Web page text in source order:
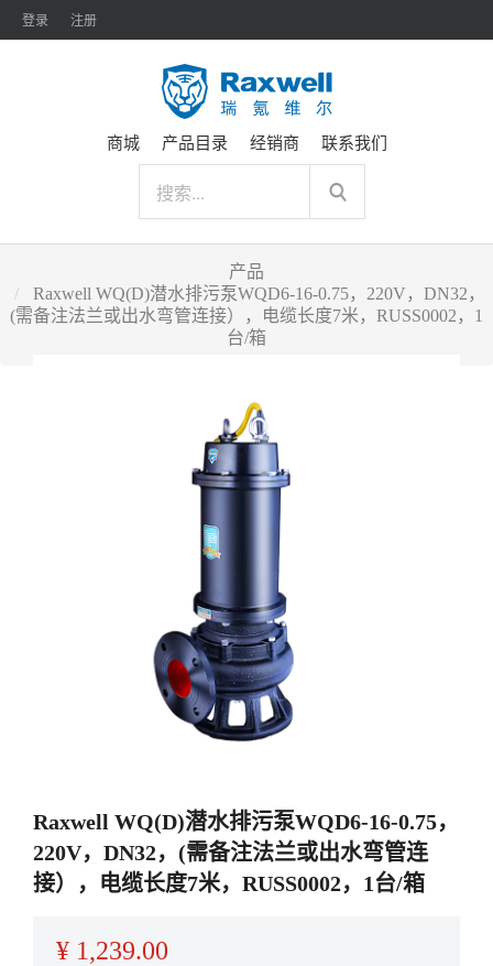
登录 注册
商城 产品目录 经销商 联系我们
产品
Raxwell WQ(D)潜水排污泵WQD6-16-0.75，220V，DN32，
(需备注法兰或出水弯管连接），电缆长度7米，RUSS0002，1
台/箱
Raxwell WQ(D)潜水排污泵WQD6-16-0.75，
220V，DN32，(需备注法兰或出水弯管连
接），电缆长度7米，RUSS0002，1台/箱
¥ 1,239.00